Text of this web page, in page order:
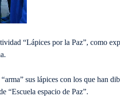
“Lápices por la Paz”, como
sus lápices con los que han
“Escuela espacio de Paz”.